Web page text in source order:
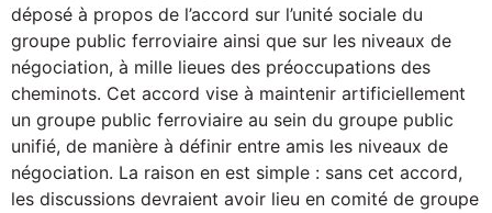
déposé à propos de l’accord sur l’unité sociale du
groupe public ferroviaire ainsi que sur les niveaux de
négociation, à mille lieues des préoccupations des
cheminots. Cet accord vise à maintenir artificiellement
un groupe public ferroviaire au sein du groupe public
unifié, de manière à définir entre amis les niveaux de
négociation. La raison en est simple : sans cet accord,
les discussions devraient avoir lieu en comité de groupe